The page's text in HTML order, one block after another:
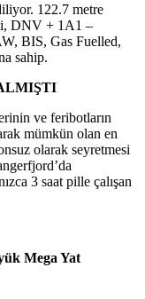
122.7 metre
DNV + 1A1 –
BIS, Gas Fuelled,
sahip.
ve feribotların
mümkün olan en
olarak seyretmesi
3 saat pille çalışan
Mega Yat